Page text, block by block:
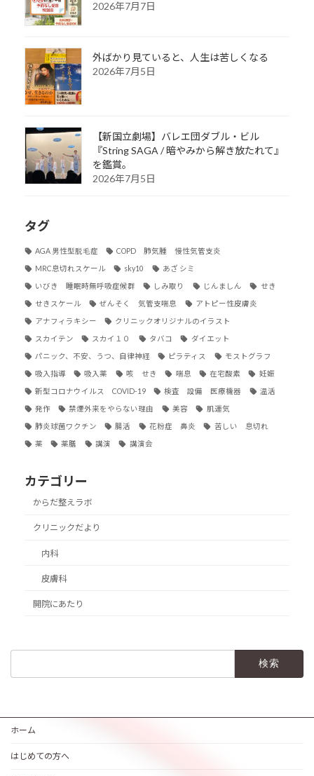
2026年7月7日
外ばかり見ていると、人生は苦しくなる
2026年7月5日
【新国立劇場】バレエ団ダブル・ビル
『String SAGA / 暗やみから解き放たれて』
を鑑賞。
2026年7月5日
タグ
AGA 男性型脱毛症 COPD 肺気腫 慢性気管支炎
MRC息切れスケール sky10 あざ シミ
いびき 睡眠時無呼吸症候群 しみ取り じんましん せき
せきスケール ぜんそく 気管支喘息 アトピー性皮膚炎
アナフィラキシー クリニックオリジナルのイラスト
スカイテン スカイ１０ タバコ ダイエット
パニック、不安、うつ、自律神経 ピラティス モストグラフ
吸入指導 吸入薬 咳 せき 喘息 在宅酸素 妊娠
新型コロナウイルス COVID-19 検査 設備 医療機器 温活
発作 禁煙外来をやらない理由 美容 肌運気
肺炎球菌ワクチン 腸活 花粉症 鼻炎 苦しい 息切れ
薬 薬膳 講演 講演会
カテゴリー
からだ整えラボ
クリニックだより
内科
皮膚科
開院にあたり
ホーム
はじめての方へ